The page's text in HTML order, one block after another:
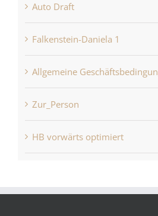
Auto Draft
Falkenstein-Daniela 1
Allgemeine
Zur_Person
HB vorwärts optimiert